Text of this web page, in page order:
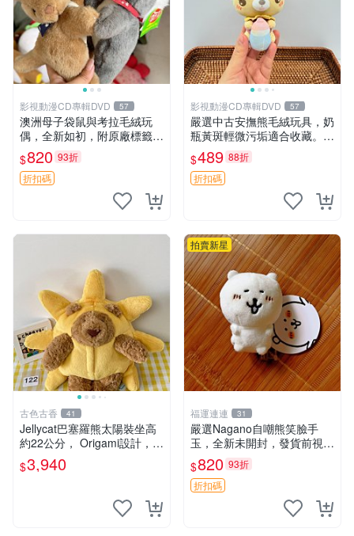
影視動漫CD專輯DVD 57
澳洲母子袋鼠與考拉毛絨玩
偶，全新如初，附原廠標籤，
手感極軟，適合贈送親朋好
友。袋鼠與考拉正版，精緻尺
寸，適合作為收藏或家飾擺
設，增添暖意。 母子、袋
$820 93折
折扣碼
影視動漫CD專輯DVD 57
嚴選中古安撫熊毛絨玩具，奶
瓶黃斑輕微污垢適合收藏。默
認兩日發貨，全國快遞隨機派
送。 成色如圖可放心購買，
輕微瑕疵和臟污不影響使用。
安撫熊 中古玩偶 毛
$489 88折
折扣碼
古色古香 41
Jellycat巴塞羅熊太陽裝坐高
約22公分， Origami設計，來
自越南。嚴選 Recommendat
ion！巴塞羅、 Origami熊、J
$3,940
拍賣新星
福運連連 31
嚴選Nagano自嘲熊笑臉手
玉，全新未開封，發貨前視頻
確認，海南 廣西 貴州 嚴選N
agano自嘲熊笑臉手玉，全新
未開封，發貨前視頻確認，四
$820 93折
折扣碼